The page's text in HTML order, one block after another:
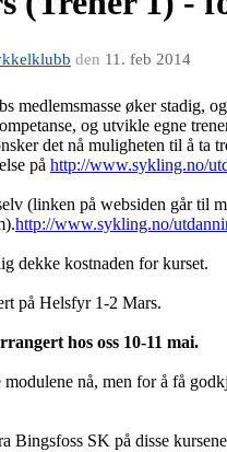
den 11. feb 2014
medlemsmasse øker stadig,
og utvikle egne
det nå muligheten til å ta
på http://www.sykling.no/
(linken på websiden går til
http://www.sykling.no/
dekke kostnaden for kurset.
på Helsfyr 1-2 Mars.
hos oss 10-11 mai.
nå, men for å få
Bingsfoss SK på disse